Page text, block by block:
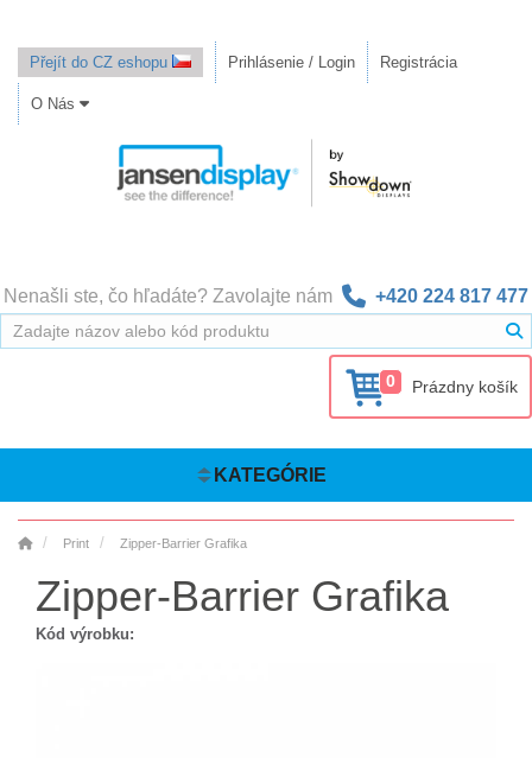
Přejít do CZ eshopu Prihlásenie / Login Registrácia
O Nás
Nenašli ste, čo hľadáte? Zavolajte nám +420 224 817 477
0 Prázdny košík
KATEGÓRIE
Print Zipper-Barrier Grafika
Zipper-Barrier Grafika
Kód výrobku: